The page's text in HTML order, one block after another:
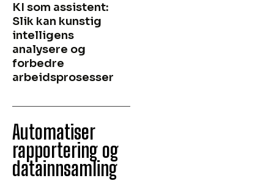
KI som assistent:
Slik kan kunstig
intelligens
analysere og
forbedre
arbeidsprosesser
Automatiser
rapportering og
datainnsamling